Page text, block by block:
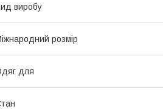
виробу
розмір
для